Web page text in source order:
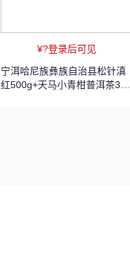
¥?登录后可见
宁洱哈尼族彝族自治县松针滇
红500g+天马小青柑普洱茶